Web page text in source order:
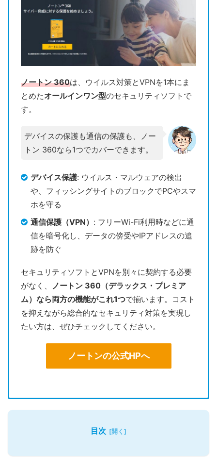
ノートン 360は、ウイルス対策とVPNを1本にま
とめたオールインワン型のセキュリティソフトで
す。
デバイスの保護も通信の保護も、ノー
トン 360なら1つでカバーできます。
デバイス保護: ウイルス・マルウェアの検出
や、フィッシングサイトのブロックでPCやスマ
ホを守る
通信保護（VPN） : フリーWi-Fi利用時などに通
信を暗号化し、データの傍受やIPアドレスの追
跡を防ぐ
セキュリティソフトとVPNを別々に契約する必要
がなく、 ノートン 360（デラックス・プレミア
ム）なら両方の機能がこれ1つで揃います。コスト
を抑えながら総合的なセキュリティ対策を実現し
たい方は、ぜひチェックしてください。
ノートンの公式HPへ
目次